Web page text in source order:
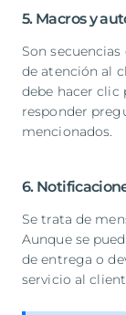
5. Macros y
Son
de atención al
debe hacer clic
responder
mencionados.
6.
Se trata de
Aunque se
de entrega o
servicio al